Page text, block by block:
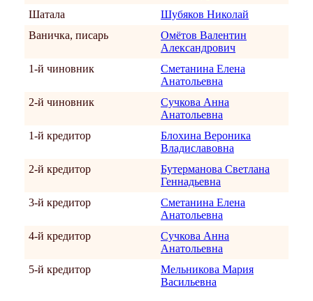
Шатала
Шубяков Николай
Ваничка, писарь
Омётов Валентин
Александрович
1-й чиновник
Сметанина Елена
Анатольевна
2-й чиновник
Сучкова Анна
Анатольевна
1-й кредитор
Блохина Вероника
Владиславовна
2-й кредитор
Бутерманова Светлана
Геннадьевна
3-й кредитор
Сметанина Елена
Анатольевна
4-й кредитор
Сучкова Анна
Анатольевна
5-й кредитор
Мельникова Мария
Васильевна